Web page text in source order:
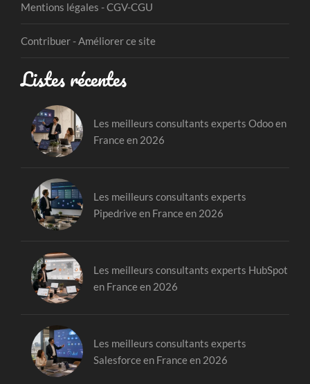
Mentions légales - CGV-CGU
Contribuer - Améliorer ce site
Listes récentes
Les meilleurs consultants experts Odoo en
France en 2026
Les meilleurs consultants experts
Pipedrive en France en 2026
Les meilleurs consultants experts HubSpot
en France en 2026
Les meilleurs consultants experts
Salesforce en France en 2026